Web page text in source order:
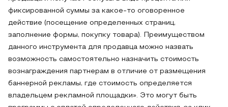
фиксированной суммы за какое-то оговоренное
действие (посещение определенных страниц,
заполнение формы, покупку товара). Преимуществом
данного инструмента для продавца можно назвать
возможность самостоятельно назначить стоимость
вознаграждения партнерам в отличие от размещения
баннерной рекламы, где стоимость определяется
владельцем рекламной площадки». Это могут быть